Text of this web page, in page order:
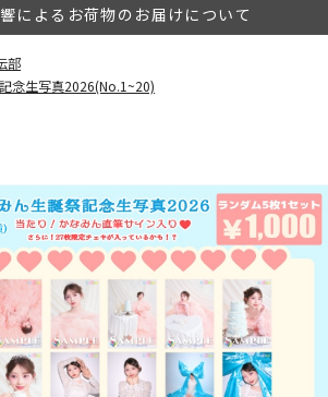
によるお荷物のお届けについて
部
念生写真2026(No.1~20)